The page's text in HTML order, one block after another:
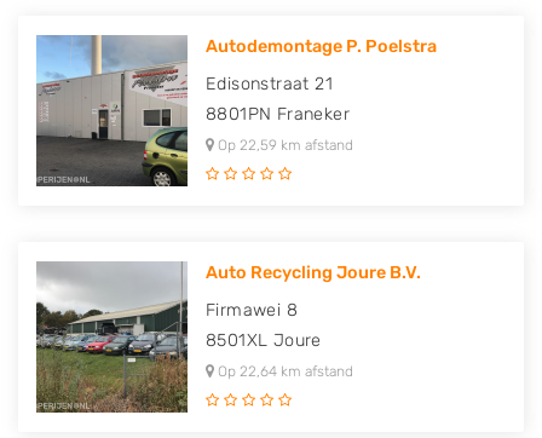
Autodemontage P. Poelstra
Edisonstraat 21
8801PN Franeker
Op 22,59 km afstand
Auto Recycling Joure B.V.
Firmawei 8
8501XL Joure
Op 22,64 km afstand